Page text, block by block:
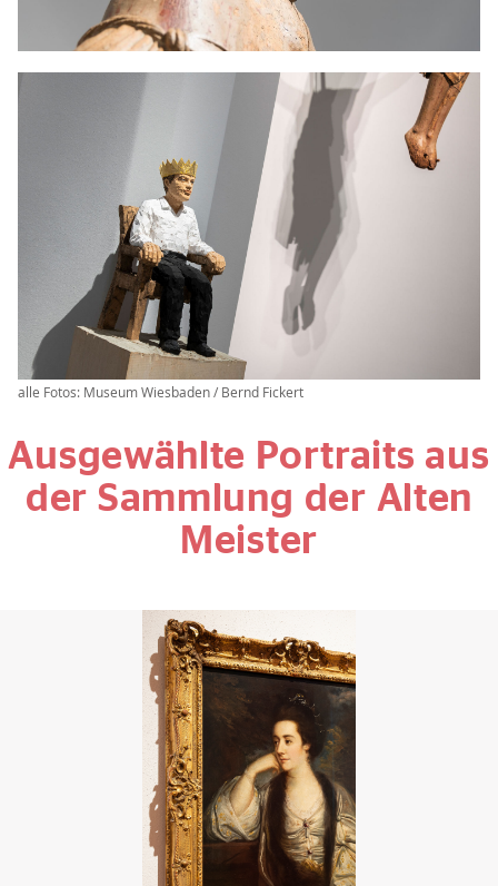
alle Fotos: Museum Wiesbaden / Bernd Fickert
Ausgewählte Portraits aus
der Sammlung der Alten
Meister